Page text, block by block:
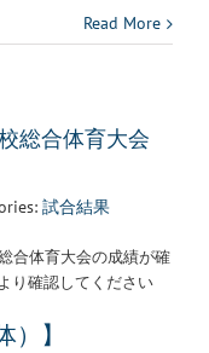
Read More
総合体育大会
試合結果
合体育大会の成績が確
り確認してください
団体）】